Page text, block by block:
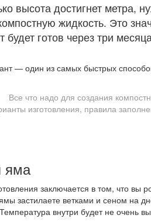
высота достигнет метра,
жидкость. Это
будет готов через три
— один из самых быстрых
Все что надо для создания
яма
заключается в том, что вы
застилаете ветками и сеном на
внутри будет не очень